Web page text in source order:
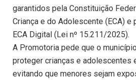
garantidos pela Constituição
Criança e do Adolescente (ECA) e
ECA Digital (Lei nº 15.211/2025).
A Promotoria pede que o
proteger crianças e adolescentes
evitando que menores sejam